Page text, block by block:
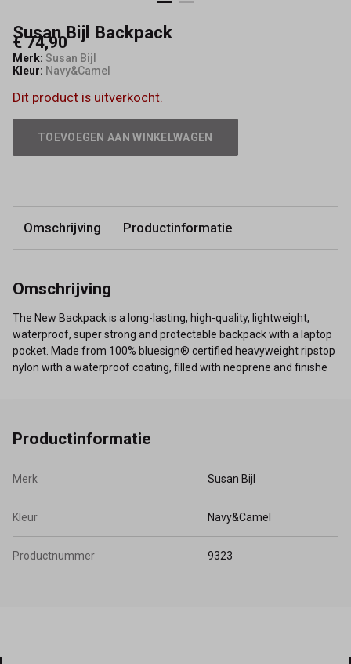
Susan Bijl Backpack
€ 74,90
Merk: Susan Bijl
Kleur: Navy&Camel
Dit product is uitverkocht.
TOEVOEGEN AAN WINKELWAGEN
Omschrijving Productinformatie
Omschrijving
The New Backpack is a long-lasting, high-quality, lightweight,
waterproof, super strong and protectable backpack with a laptop
pocket. Made from 100% bluesign® certified heavyweight ripstop
nylon with a waterproof coating, filled with neoprene and finishe
Productinformatie
Merk Susan Bijl
Kleur Navy&Camel
Productnummer 9323